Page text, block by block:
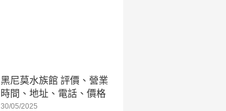
黑尼莫水族館 評價、營業
時間、地址、電話、價格
30/05/2025